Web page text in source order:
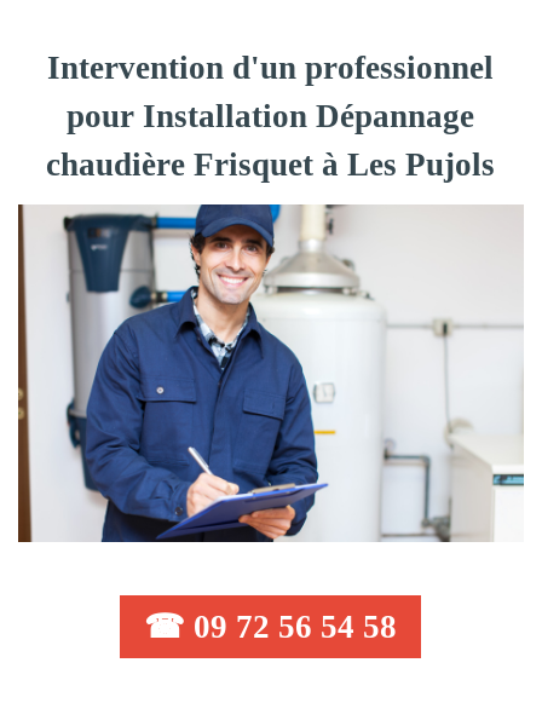
Intervention d'un professionnel
pour Installation Dépannage
chaudière Frisquet à Les Pujols
☎ 09 72 56 54 58